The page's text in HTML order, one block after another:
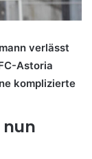
verlässt
Astoria
komplizierte
nun